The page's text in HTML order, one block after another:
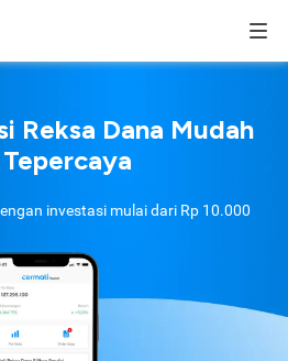
Reksa Dana Mudah
investasi mulai dari Rp 10.000